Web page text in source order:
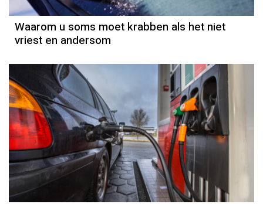
Waarom u soms moet krabben als het niet
vriest en andersom